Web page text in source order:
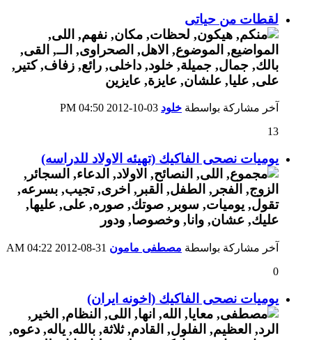
لقطات من حياتى
آخر مشاركة بواسطة خلود
04:50 PM
13
يوميات نصحى الفاكيك (تهيئه الاولاد للدراسه)
آخر مشاركة بواسطة مصطفى مامون
04:22 AM
0
يوميات نصحى الفاكيك (اخونه ايران)